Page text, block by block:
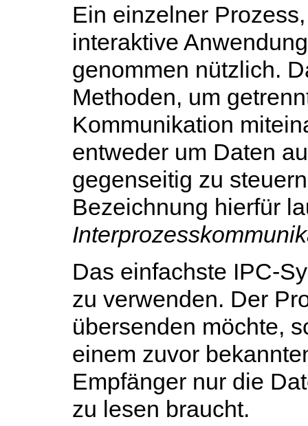
Ein einzelner
interaktive
genommen nützlich.
Methoden, um
Kommunikation
entweder um Daten
gegenseitig zu
Bezeichnung hierfür
Das einfachste IPC-
zu verwenden. Der
übersenden möchte,
einem zuvor
Empfänger nur die
zu lesen braucht.